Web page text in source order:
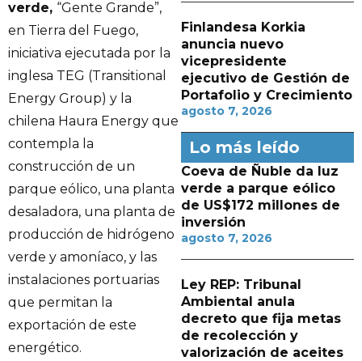
verde, “Gente Grande”,
en Tierra del Fuego,
iniciativa ejecutada por la
inglesa TEG (Transitional
Energy Group) y la
chilena Haura Energy que
contempla la
construcción de un
parque eólico, una planta
desaladora, una planta de
producción de hidrógeno
verde y amoníaco, y las
instalaciones portuarias
que permitan la
exportación de este
energético.
Finlandesa Korkia
anuncia nuevo
vicepresidente
ejecutivo de Gestión de
Portafolio y Crecimiento
agosto 7, 2026
Lo más leído
Coeva de Ñuble da luz
verde a parque eólico
de US$172 millones de
inversión
agosto 7, 2026
Ley REP: Tribunal
Ambiental anula
decreto que fija metas
de recolección y
valorización de aceites